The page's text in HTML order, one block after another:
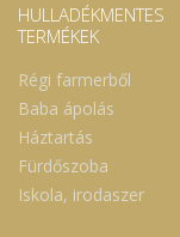
HULLADÉKMENTES
TERMÉKEK
Régi farmerből
Baba ápolás
Háztartás
Fürdőszoba
Iskola, irodaszer